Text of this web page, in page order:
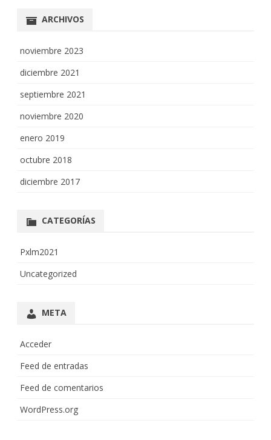
ARCHIVOS
noviembre 2023
diciembre 2021
septiembre 2021
noviembre 2020
enero 2019
octubre 2018
diciembre 2017
CATEGORÍAS
Pxlm2021
Uncategorized
META
Acceder
Feed de entradas
Feed de comentarios
WordPress.org